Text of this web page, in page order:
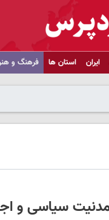
ایران استان ها فرهنگ و
سیاسی و